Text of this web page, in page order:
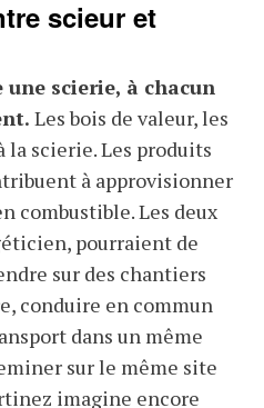
scieur et
une scierie, à chacun
Les bois de valeur, les
scierie. Les produits
à approvisionner
combustible. Les deux
pourraient de
sur des chantiers
conduire en commun
dans un même
sur le même site
imagine encore